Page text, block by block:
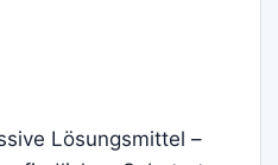
Lösungsmittel –